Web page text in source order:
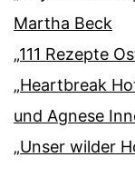
Martha Beck
„111 Rezepte
„Heartbreak
und Agnese
„Unser wilder